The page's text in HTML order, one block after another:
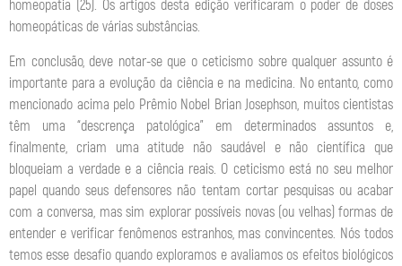
homeopatia (25). Os artigos desta edição verificaram o poder de doses
homeopáticas de várias substâncias.
Em conclusão, deve notar-se que o ceticismo sobre qualquer assunto é
importante para a evolução da ciência e na medicina. No entanto, como
mencionado acima pelo Prêmio Nobel Brian Josephson, muitos cientistas
têm uma “descrença patológica” em determinados assuntos e,
finalmente, criam uma atitude não saudável e não científica que
bloqueiam a verdade e a ciência reais. O ceticismo está no seu melhor
papel quando seus defensores não tentam cortar pesquisas ou acabar
com a conversa, mas sim explorar possíveis novas (ou velhas) formas de
entender e verificar fenômenos estranhos, mas convincentes. Nós todos
temos esse desafio quando exploramos e avaliamos os efeitos biológicos